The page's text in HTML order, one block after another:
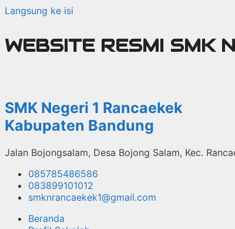
Langsung ke isi
WEBSITE RESMI SMK
SMK Negeri 1 Rancaekek
Kabupaten Bandung
Jalan Bojongsalam, Desa Bojong Salam, Kec.
085785486586
083899101012
smknrancaekek1@gmail.com
Beranda